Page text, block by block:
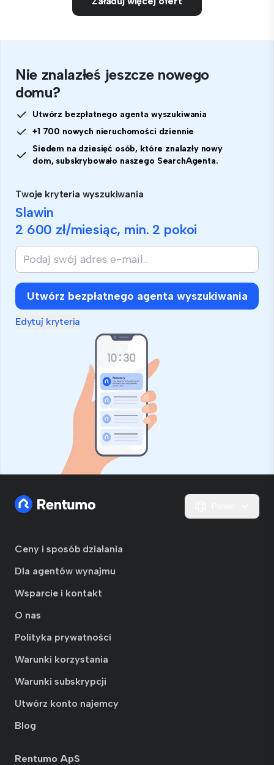
Nie znalazłeś jeszcze nowego
domu?
Utwórz bezpłatnego agenta wyszukiwania
+1 700 nowych nieruchomości dziennie
Siedem na dziesięć osób, które znalazły nowy
dom, subskrybowało naszego SearchAgenta.
Twoje kryteria wyszukiwania
Slawin
2 600 zł/miesiąc, min. 2 pokoi
Utwórz bezpłatnego agenta wyszukiwania
Edytuj kryteria
Ceny i sposób działania
Dla agentów wynajmu
Wsparcie i kontakt
O nas
Polityka prywatności
Warunki korzystania
Warunki subskrypcji
Utwórz konto najemcy
Blog
Rentumo ApS